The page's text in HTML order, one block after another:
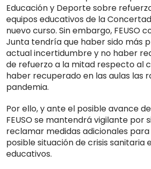
Educación y Deporte sobre
equipos educativos de la
nuevo curso. Sin embargo, FEUSO
Junta tendría que haber sido más
actual incertidumbre y no haber
de refuerzo a la mitad respecto al
haber recuperado en las aulas las
pandemia.
Por ello, y ante el posible avance
FEUSO se mantendrá vigilante por
reclamar medidas adicionales
posible situación de crisis sanitaria
educativos.